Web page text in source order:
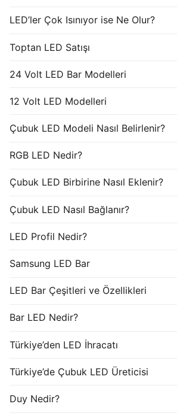
LED’ler Çok Isınıyor ise Ne Olur?
Toptan LED Satışı
24 Volt LED Bar Modelleri
12 Volt LED Modelleri
Çubuk LED Modeli Nasıl Belirlenir?
RGB LED Nedir?
Çubuk LED Birbirine Nasıl Eklenir?
Çubuk LED Nasıl Bağlanır?
LED Profil Nedir?
Samsung LED Bar
LED Bar Çeşitleri ve Özellikleri
Bar LED Nedir?
Türkiye’den LED İhracatı
Türkiye’de Çubuk LED Üreticisi
Duy Nedir?